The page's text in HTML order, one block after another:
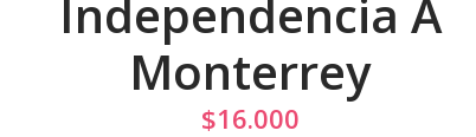
Independencia A
Monterrey
$16.000